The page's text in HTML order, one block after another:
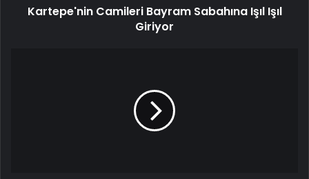
Kartepe'nin Camileri Bayram Sabahına Işıl Işıl
Giriyor